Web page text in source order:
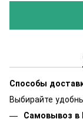
Способы
Выбирайте
Самовывоз в